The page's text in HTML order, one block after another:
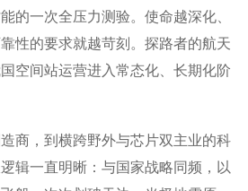
的一次全压力测验。使命越深化、
性的要求就越苛刻。探路者的航天
空间站运营进入常态化、长期化阶
，到横跨野外与芯片双主业的科
辑一直明晰：与国家战略同频，以